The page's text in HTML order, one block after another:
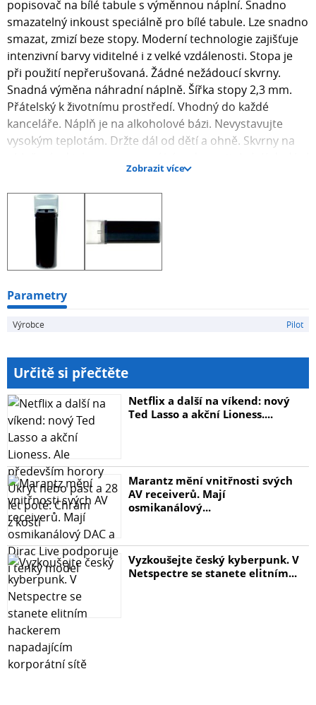
popisovač na bílé tabule s výměnnou náplní. Snadno
smazatelný inkoust speciálně pro bílé tabule. Lze snadno
smazat, zmizí beze stopy. Moderní technologie zajišťuje
intenzivní barvy viditelné i z velké vzdálenosti. Stopa je
při použití nepřerušovaná. Žádné nežádoucí skvrny.
Snadná výměna náhradní náplně. Šířka stopy 2,3 mm.
Přátelský k životnímu prostředí. Vhodný do každé
kanceláře. Náplň je na alkoholové bázi. Nevystavujte
vysokým teplotám. Držte dál od dětí a ohně. Skvrny na
v barvách: černá, červená, modrá zelená, oranžová.
Zobrazit více
Parametry
Výrobce Pilot
Určitě si přečtěte
Netflix a další na víkend: nový
Ted Lasso a akční Lioness....
Marantz mění vnitřnosti svých
AV receiverů. Mají
osmikanálový...
Vyzkoušejte český kyberpunk. V
Netspectre se stanete elitním...